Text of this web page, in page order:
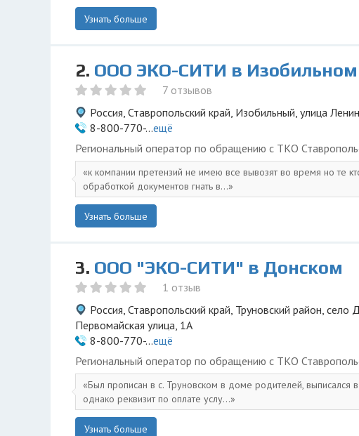
Узнать больше
2. ООО ЭКО-СИТИ в Изобильном
7 отзывов
Россия, Ставропольский край, Изобильный, улица
8-800-770-...ещё
Региональный оператор по обращению с ТКО
к компании претензий не имею все вывозят во время но те
обработкой документов гнать в...
Узнать больше
3. ООО "ЭКО-СИТИ" в Донском
1 отзыв
Россия, Ставропольский край, Труновский район, село
Первомайская улица, 1А
8-800-770-...ещё
Региональный оператор по обращению с ТКО
Был прописан в с. Труновском в доме родителей, выписался
однако реквизит по оплате услу...
Узнать больше